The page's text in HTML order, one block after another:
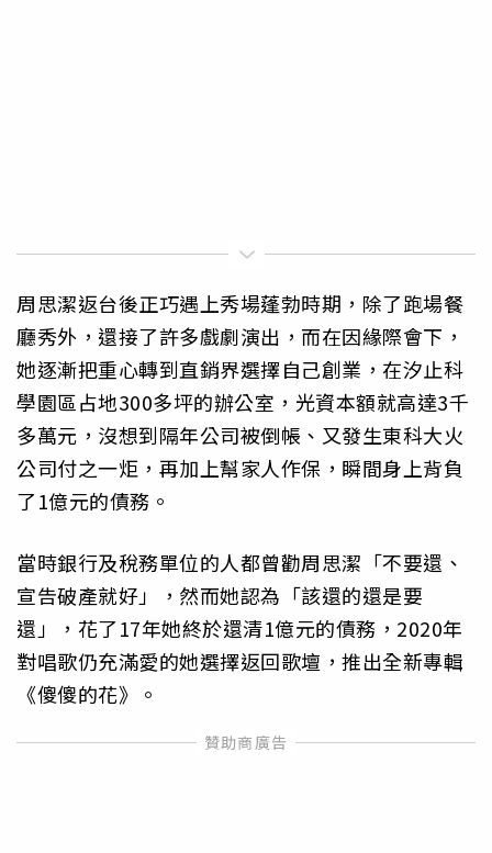
周思潔返台後正巧遇上秀場蓬勃時期，除了跑場餐
廳秀外，還接了許多戲劇演出，而在因緣際會下，
她逐漸把重心轉到直銷界選擇自己創業，在汐止科
學園區占地300多坪的辦公室，光資本額就高達3千
多萬元，沒想到隔年公司被倒帳、又發生東科大火
公司付之一炬，再加上幫家人作保，瞬間身上背負
了1億元的債務。
當時銀行及稅務單位的人都曾勸周思潔「不要還、
宣告破產就好」，然而她認為「該還的還是要
還」，花了17年她終於還清1億元的債務，2020年
對唱歌仍充滿愛的她選擇返回歌壇，推出全新專輯
《傻傻的花》。